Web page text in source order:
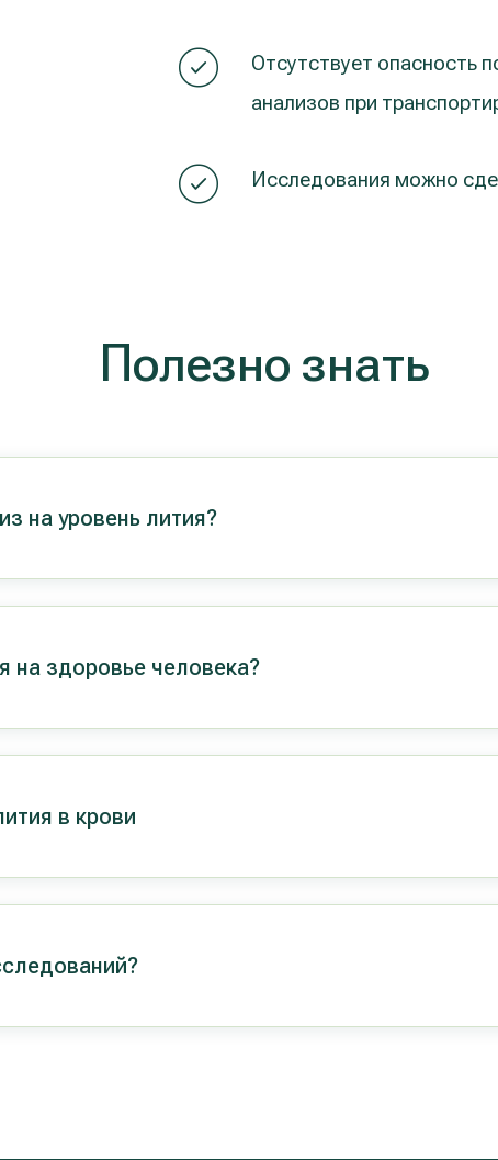
Отсутствует опасность
анализов при
Исследования можно
Полезно знать
на уровень лития?
на здоровье человека?
в крови